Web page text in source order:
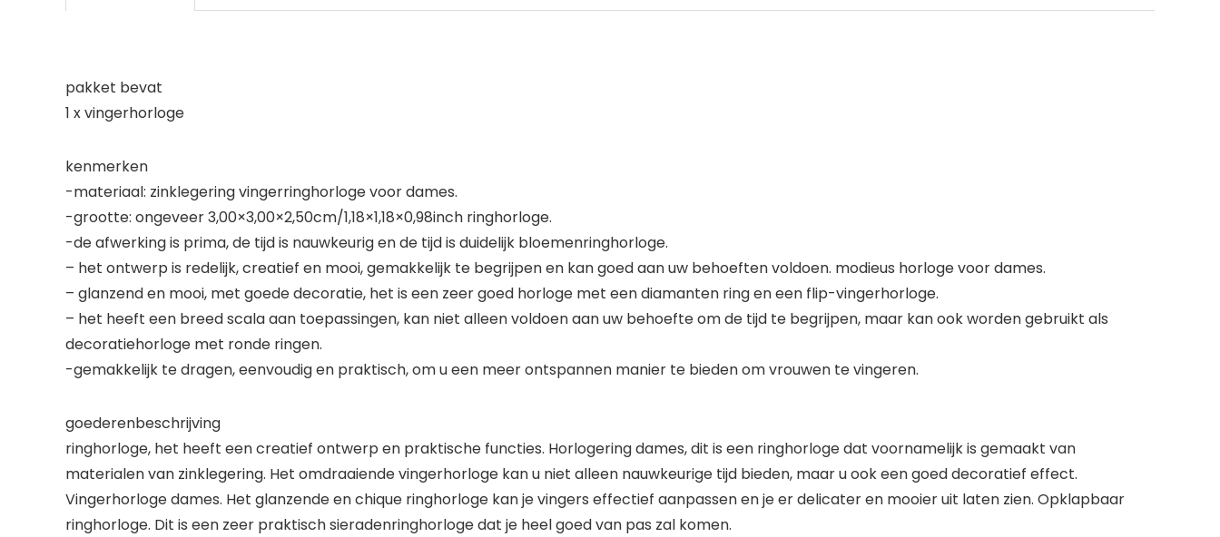
pakket bevat
1 x vingerhorloge
kenmerken
-materiaal: zinklegering vingerringhorloge voor dames.
-grootte: ongeveer 3,00×3,00×2,50cm/1,18×1,18×0,98inch ringhorloge.
-de afwerking is prima, de tijd is nauwkeurig en de tijd is duidelijk bloemenringhorloge.
– het ontwerp is redelijk, creatief en mooi, gemakkelijk te begrijpen en kan goed aan uw behoeften voldoen. modieus horloge voor dames.
– glanzend en mooi, met goede decoratie, het is een zeer goed horloge met een diamanten ring en een flip-vingerhorloge.
– het heeft een breed scala aan toepassingen, kan niet alleen voldoen aan uw behoefte om de tijd te begrijpen, maar kan ook worden gebruikt als
decoratiehorloge met ronde ringen.
-gemakkelijk te dragen, eenvoudig en praktisch, om u een meer ontspannen manier te bieden om vrouwen te vingeren.
goederenbeschrijving
ringhorloge, het heeft een creatief ontwerp en praktische functies. Horlogering dames, dit is een ringhorloge dat voornamelijk is gemaakt van
materialen van zinklegering. Het omdraaiende vingerhorloge kan u niet alleen nauwkeurige tijd bieden, maar u ook een goed decoratief effect.
Vingerhorloge dames. Het glanzende en chique ringhorloge kan je vingers effectief aanpassen en je er delicater en mooier uit laten zien. Opklapbaar
ringhorloge. Dit is een zeer praktisch sieradenringhorloge dat je heel goed van pas zal komen.